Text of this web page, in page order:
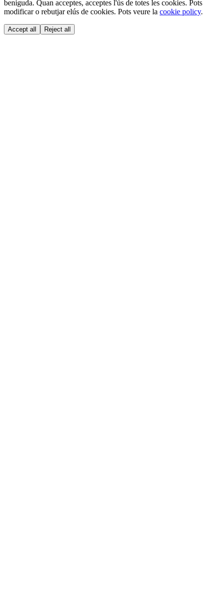
beniguda. Quan acceptes, acceptes l'ús de totes les cookies. Pots
modificar o rebutjar elús de cookies. Pots veure la cookie policy.
Accept all Reject all